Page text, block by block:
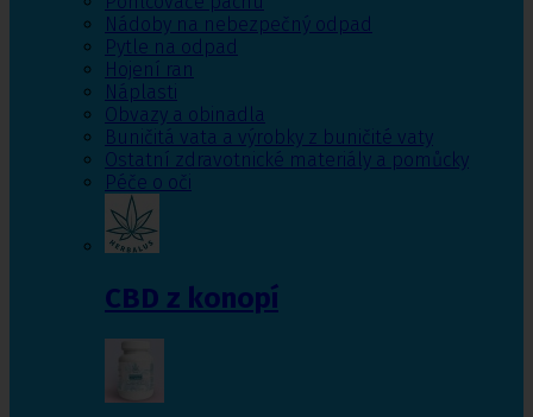
Nádoby na nebezpečný odpad
Pytle na odpad
Hojení ran
Náplasti
Obvazy a obinadla
Buničitá vata a výrobky z buničité vaty
Ostatní zdravotnické materiály a pomůcky
Péče o oči
CBD z konopí